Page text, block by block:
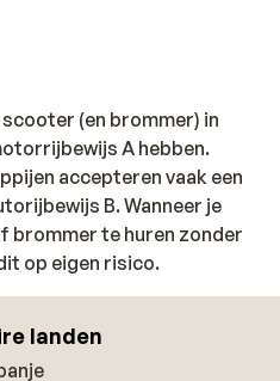
(en brommer) in
A hebben.
accepteren vaak een
B. Wanneer je
brommer te huren zonder
op eigen risico.
landen